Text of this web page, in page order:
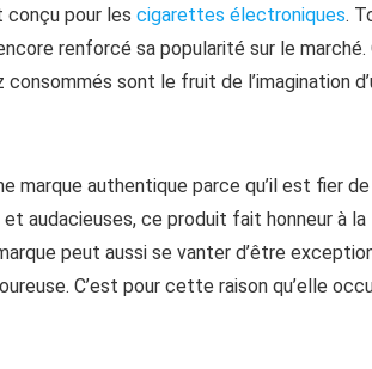
conçu pour les cigarettes électroniques.
renforcé sa popularité sur le
sont le fruit de l’imagination
marque authentique parce qu’il est fier
audacieuses, ce produit fait honneur à
peut aussi se vanter d’être
C’est pour cette raison qu’elle